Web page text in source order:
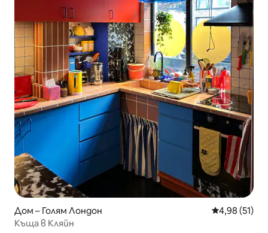
Дом – Голям Лондон Средна
4,98 (51)
Къща в Кляйн